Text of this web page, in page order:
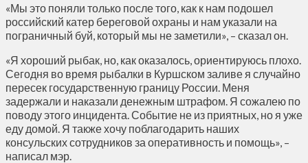
«Мы это поняли только после того, как к нам подошел
российский катер береговой охраны и нам указали на
пограничный буй, который мы не заметили», – сказал он.
«Я хороший рыбак, но, как оказалось, ориентируюсь плохо.
Сегодня во время рыбалки в Куршском заливе я случайно
пересек государственную границу России. Меня
задержали и наказали денежным штрафом. Я сожалею по
поводу этого инцидента. Событие не из приятных, но я уже
еду домой. Я также хочу поблагодарить наших
консульских сотрудников за оперативность и помощь», –
написал мэр.